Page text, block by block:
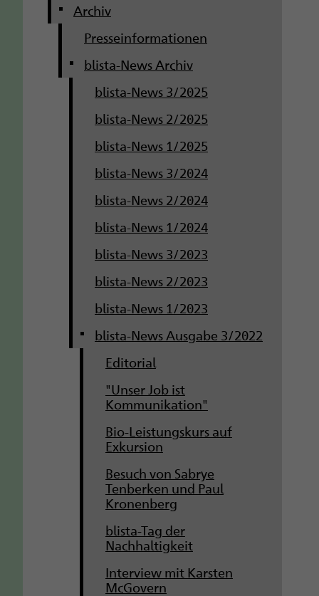
o
Archiv
Presseinformationen
blista-News Archiv
blista-News 3/2025
blista-News 2/2025
blista-News 1/2025
blista-News 3/2024
blista-News 2/2024
blista-News 1/2024
blista-News 3/2023
blista-News 2/2023
blista-News 1/2023
blista-News Ausgabe 3/2022
Editorial
"Unser Job ist
Kommunikation"
Bio-Leistungskurs auf
Exkursion
Besuch von Sabrye
Tenberken und Paul
Kronenberg
blista-Tag der
Nachhaltigkeit
Interview mit Karsten
McGovern